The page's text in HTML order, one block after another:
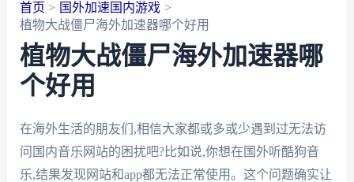
首页
国外加速国内游戏
植物大战僵尸海外加速器哪个好用
植物大战僵尸海外加速器哪
个好用
在海外生活的朋友们,相信大家都或多或少遇到过无法访
问国内音乐网站的困扰吧?比如说,你想在国外听酷狗音
乐,结果发现网站和app都无法正常使用。这个问题确实让